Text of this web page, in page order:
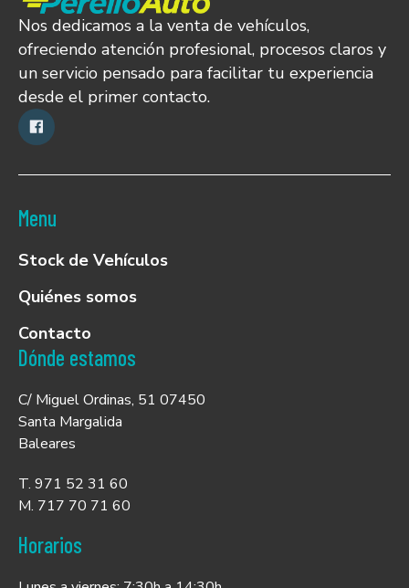
Nos dedicamos a la venta de vehículos,
ofreciendo atención profesional, procesos claros y
un servicio pensado para facilitar tu experiencia
desde el primer contacto.
Menu
Stock de Vehículos
Quiénes somos
Contacto
Dónde estamos
C/ Miguel Ordinas, 51 07450
Santa Margalida
Baleares
T. 971 52 31 60
M. 717 70 71 60
Horarios